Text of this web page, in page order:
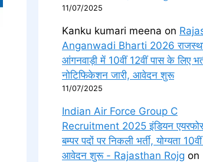
11/07/2025
Kanku kumari meena on
Anganwadi Bharti 2026
आंगनवाड़ी में 10वीं 12वीं पास के लिए
नोटिफिकेशन जारी, आवेदन शुरू
11/07/2025
Indian Air Force Group C
Recruitment 2025 इंडियन
बम्पर पदों पर निकली भर्ती, योग्यता
आवेदन शुरू - Rajasthan Rojg on